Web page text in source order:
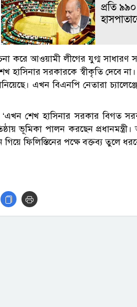
প্রতি
করে আওয়ামী লীগের যুগ্ম সাধারণ
শেখ হাসিনার সরকারকে স্বীকৃতি দেবে
এখন বিএনপি নেতারা
‘এখন শেখ হাসিনার সরকার বিগত
ভূমিকা পালন করছেন
ফিলিস্তিনের পক্ষে বক্তব্য তুলে